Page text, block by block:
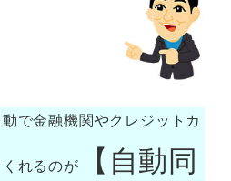
で金融機関やクレジットカ
れるのが
【自動同